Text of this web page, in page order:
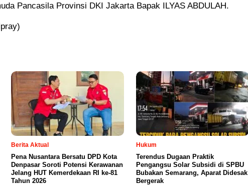
Pancasila Provinsi DKI Jakarta Bapak ILYAS ABDULAH.
Berita Aktual
Pena Nusantara Bersatu DPD Kota
Denpasar Soroti Potensi Kerawanan
Jelang HUT Kemerdekaan RI ke-81
Tahun 2026
Hukum
Terendus Dugaan Praktik
Pengangsu Solar Subsidi di SPBU
Bubakan Semarang, Aparat Didesak
Bergerak